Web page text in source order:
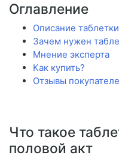
Оглавление
Описание
Зачем нужен
Мнение эксперта
Как купить?
Отзывы
Что такое
половой акт